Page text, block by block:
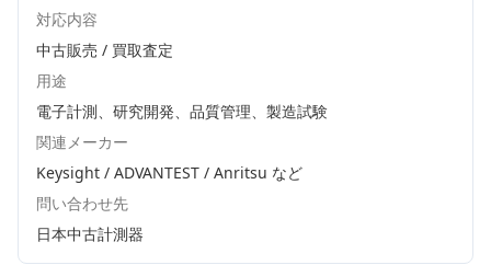
対応内容
中古販売 / 買取査定
用途
電子計測、研究開発、品質管理、製造試験
関連メーカー
Keysight / ADVANTEST / Anritsu など
問い合わせ先
日本中古計測器